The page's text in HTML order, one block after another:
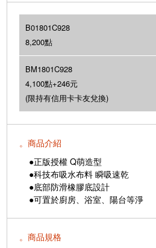
B01801C928
8,200點
BM1801C928
4,100點+246元
(限持有信用卡卡友兌換)
。商品介紹
●正版授權 Q萌造型
●科技布吸水布料 瞬吸速乾
●底部防滑橡膠底設計
●可置於廚房、浴室、陽台等淨
。商品規格